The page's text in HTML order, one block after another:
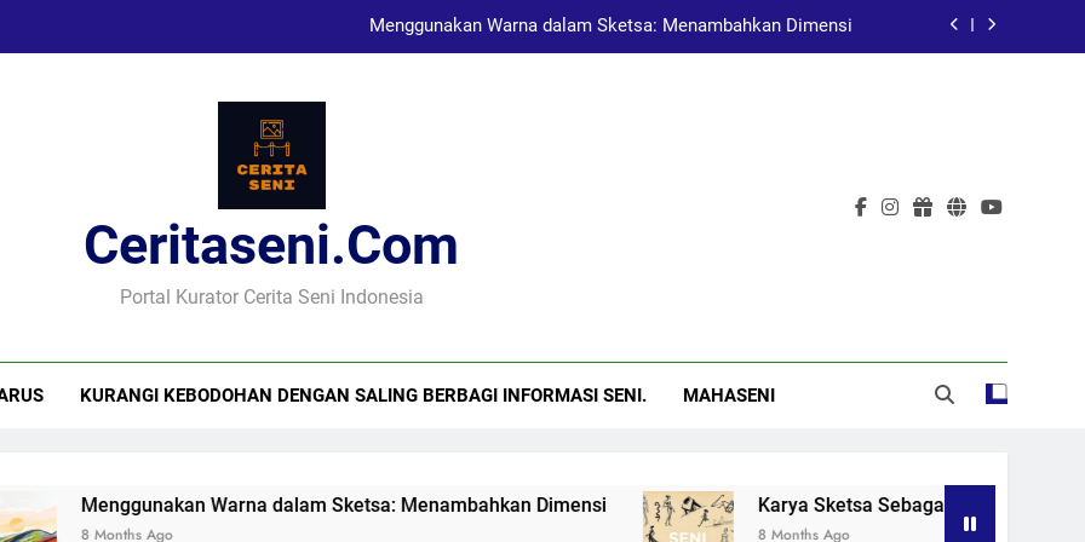
Menggunakan Warna dalam Sketsa: Menambahkan Dimensi
Seni Visual dan Implikasi Sosial: Menggugah Kesadaran Melalui Karya
Menggunakan Warna dalam Sketsa: Menambahkan Dimensi
Karya Sketsa Sebagai Alat Pembelajaran dalam Pendidikan Seni
Ceritaseni.com
Portal Kurator Cerita Seni Indonesia
KURANGI KEBODOHAN DENGAN SALING BERBAGI INFORMASI SENI. MAHASENI
Menggunakan Warna dalam Sketsa: Menambahkan Dimensi
8 Months Ago
Karya Sketsa Sebagai Alat Pembelajaran
8 Months Ago